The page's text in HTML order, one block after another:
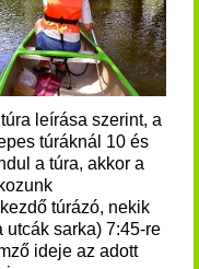
leírása szerint, a
túráknál 10 és
a túra, akkor a
túrázó, nekik
utcák sarka) 7:45-re
ideje az adott